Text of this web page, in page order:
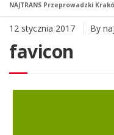
NAJTRANS Przeprowadzki
12 stycznia 2017 By
favicon